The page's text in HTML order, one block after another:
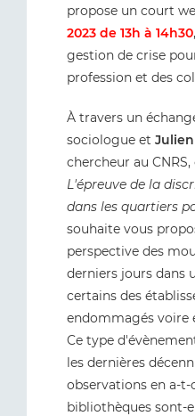
propose un court
2023 de 13h à 14h30
gestion de crise
profession et des
À travers un
sociologue et
chercheur au
L'épreuve de la
dans les quartiers
souhaite vous
perspective des
derniers jours dans
certains des
endommagés voire
Ce type
les dernières
observations en a-
bibliothèques sont-